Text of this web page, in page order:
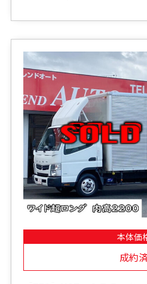
本体価
成約